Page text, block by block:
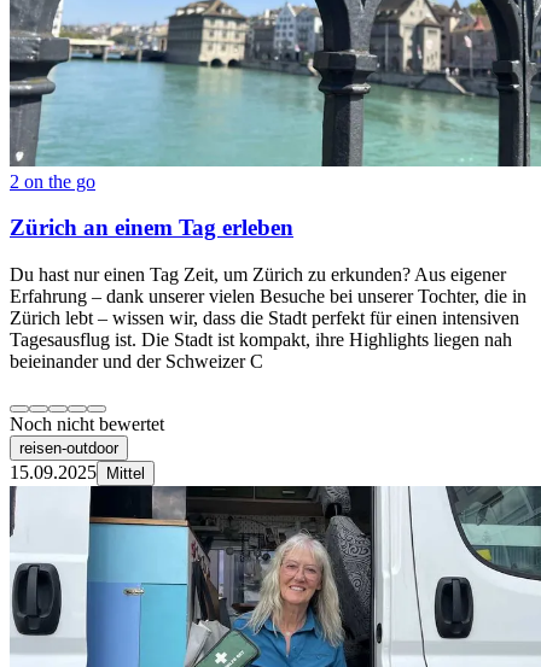
2 on the go
Zürich an einem Tag erleben
Du hast nur einen Tag Zeit, um Zürich zu erkunden? Aus eigener
Erfahrung – dank unserer vielen Besuche bei unserer Tochter, die in
Zürich lebt – wissen wir, dass die Stadt perfekt für einen intensiven
Tagesausflug ist. Die Stadt ist kompakt, ihre Highlights liegen nah
beieinander und der Schweizer C
Noch nicht bewertet
reisen-outdoor
15.09.2025 Mittel